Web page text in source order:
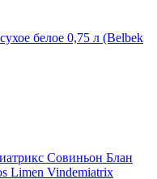
белое 0,75 л (Belbek